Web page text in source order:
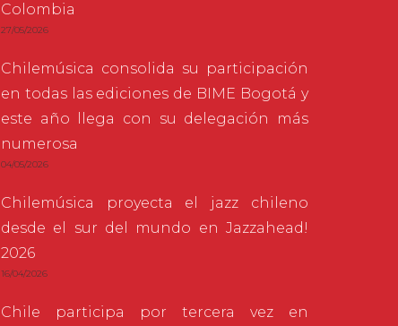
Colombia
27/05/2026
Chilemúsica consolida su participación
en todas las ediciones de BIME Bogotá y
este año llega con su delegación más
numerosa
04/05/2026
Chilemúsica proyecta el jazz chileno
desde el sur del mundo en Jazzahead!
2026
16/04/2026
Chile participa por tercera vez en